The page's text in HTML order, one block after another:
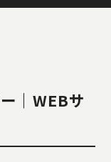
｜WEBサ